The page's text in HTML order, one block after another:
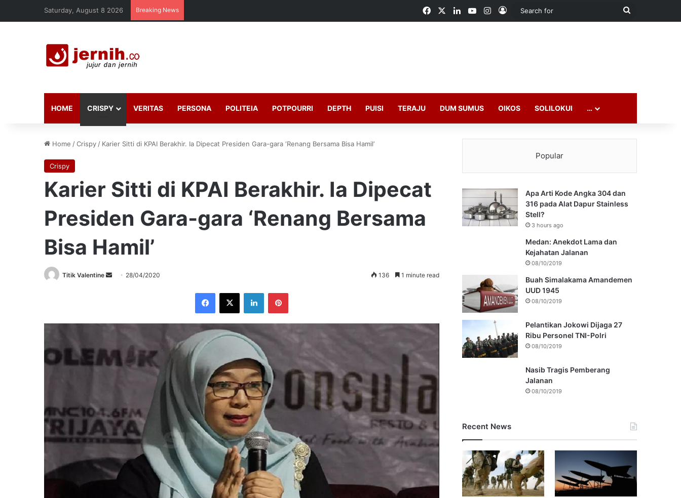
Saturday, August 8 2026 Breaking News FacebookLinkedInYouTubeInstagram
Log In
Search
HOME CRISPY VERITAS PERSONA POLITEIA POTPOURRI DEPTH PUISI TERAJU DUM SUMUS OIKOS SOLILOKUI …
Home /Crispy / Karier Sitti di KPAI Berakhir. Ia Dipecat Presiden Gara-gara ‘Renang Bersama Bisa Hamil’
Crispy
Karier Sitti di KPAI Berakhir. Ia Dipecat
Presiden Gara-gara ‘Renang Bersama
Bisa Hamil’
Titik Valentine
Send 28/04/2020 136 1 minute read
Facebook
X LinkedInPinterest
Popular
Apa Arti Kode Angka 304 dan
316 pada Alat Dapur Stainless
Stell?
3 hours ago
Medan: Anekdot Lama dan
Kejahatan Jalanan
08/10/2019
Buah Simalakama Amandemen
UUD 1945
08/10/2019
Pelantikan Jokowi Dijaga 27
Ribu Personel TNI-Polri
08/10/2019
Nasib Tragis Pemberang
Jalanan
08/10/2019
Recent News